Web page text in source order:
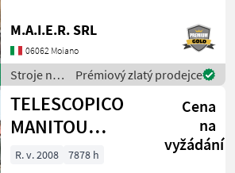
Benna liscia 1400 mm Stroje
na stavbu mini bager
M.A.I.E.R. SRL
06062 Moiano
Stroje na
stavbu /
Case IH
Prémiový zlatý prodejce
TELESCOPICO
MANITOU
MHT10120L
Cena
na
vyžádání
R. v. 2008
7878 h